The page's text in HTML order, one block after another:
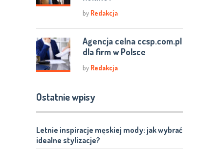
by Redakcja
Agencja celna ccsp.com.pl
dla firm w Polsce
by Redakcja
Ostatnie wpisy
Letnie inspiracje męskiej mody: jak wybrać
idealne stylizacje?